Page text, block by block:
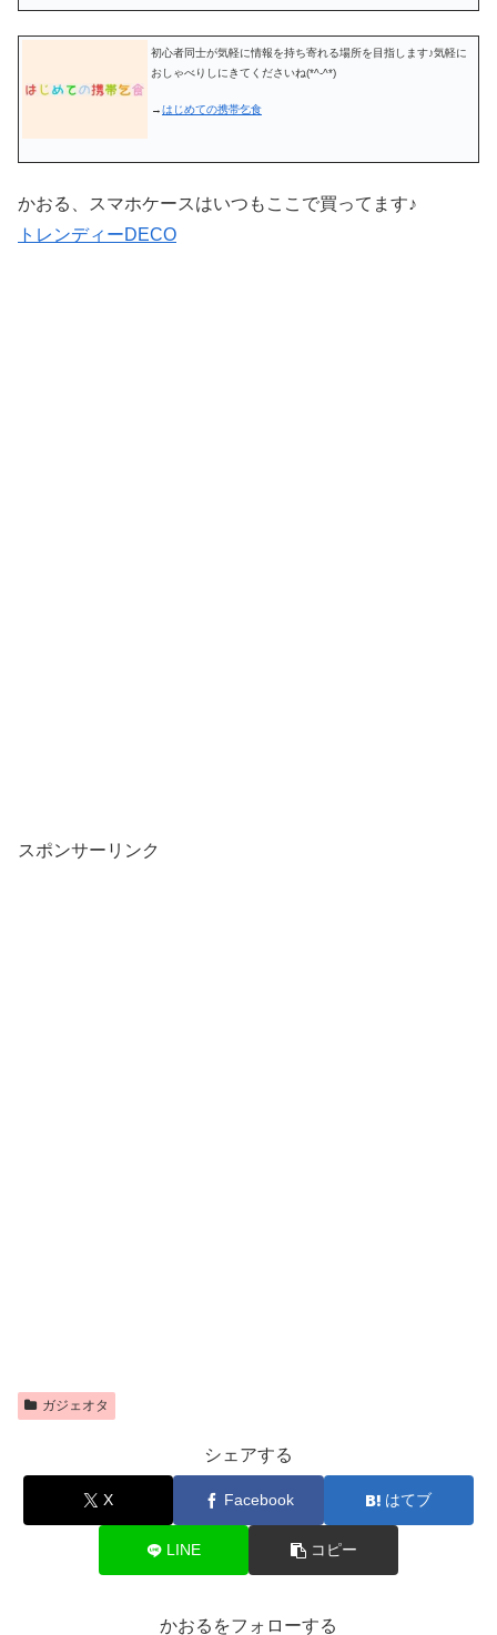
初心者同士が気軽に情報を持ち寄れる場所を目指します♪気軽に
おしゃべりしにきてくださいね(*^-^*)
→はじめての携帯乞食
かおる、スマホケースはいつもここで買ってます♪
トレンディーDECO
スポンサーリンク
ガジェオタ
シェアする
X Facebook はてブ
LINE コピー
かおるをフォローする